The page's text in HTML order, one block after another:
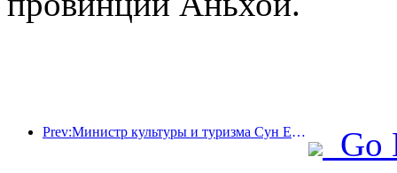
Prev:Министр культуры и туризма Сун Ели: Содействовать созданию мощного туристического центра и расширению предложения высококачественных туристических продуктов.
Go